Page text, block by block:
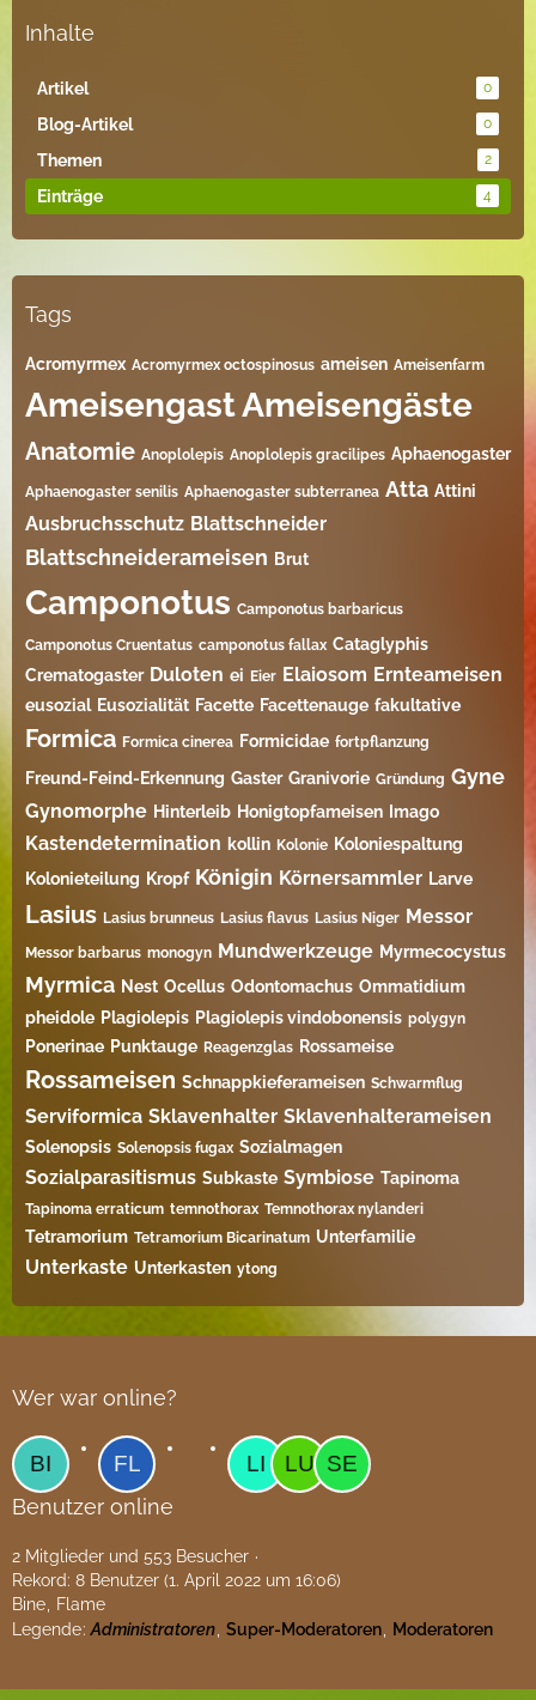
Inhalte
Artikel 0
Blog-Artikel 0
Themen 2
Einträge 4
Tags
Acromyrmex Acromyrmex octospinosus ameisen Ameisenfarm
AmeisengastAmeisengäste
Anatomie Anoplolepis Anoplolepis gracilipes Aphaenogaster
Aphaenogaster senilis Aphaenogaster subterranea Atta Attini
Ausbruchsschutz Blattschneider
Blattschneiderameisen Brut
Camponotus Camponotus barbaricus
Camponotus Cruentatus camponotus fallax Cataglyphis
Crematogaster Duloten ei Eier Elaiosom Ernteameisen
eusozial Eusozialität Facette Facettenauge fakultative
Formica Formica cinerea Formicidae fortpflanzung
Freund-Feind-Erkennung Gaster Granivorie Gründung Gyne
Gynomorphe Hinterleib Honigtopfameisen Imago
Kastendetermination kollin Kolonie Koloniespaltung
Kolonieteilung Kropf Königin Körnersammler Larve
Lasius Lasius brunneus Lasius flavus Lasius Niger Messor
Messor barbarus monogyn Mundwerkzeuge Myrmecocystus
Myrmica Nest Ocellus Odontomachus Ommatidium
pheidole Plagiolepis Plagiolepis vindobonensis polygyn
Ponerinae Punktauge Reagenzglas Rossameise
Rossameisen Schnappkieferameisen Schwarmflug
Serviformica Sklavenhalter Sklavenhalterameisen
Solenopsis Solenopsis fugax Sozialmagen
Sozialparasitismus Subkaste Symbiose Tapinoma
Tapinoma erraticum temnothorax Temnothorax nylanderi
Tetramorium Tetramorium Bicarinatum​ Unterfamilie
Unterkaste Unterkasten ytong
Wer war online?
Benutzer online
2 Mitglieder und 553 Besucher
Rekord: 8 Benutzer (1. April 2022 um 16:06)
Bine
Flame
Legende Administratoren Super-Moderatoren Moderatoren